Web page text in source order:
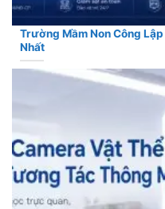
Trường Mầm Non Công
Nhất